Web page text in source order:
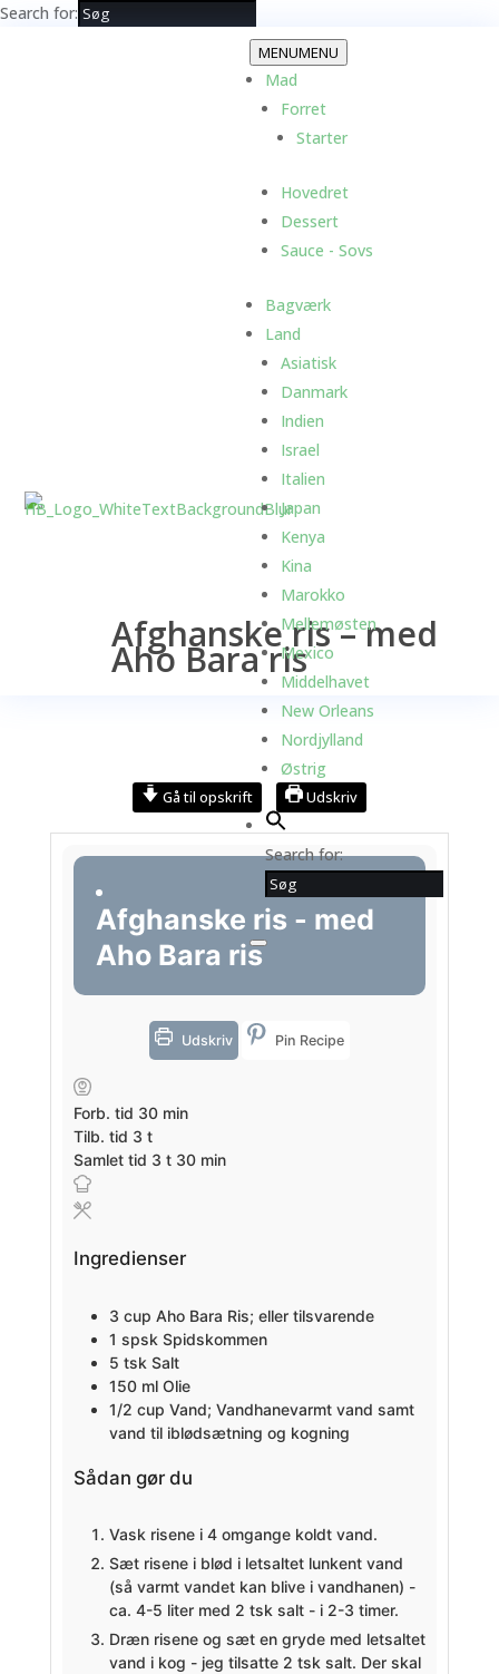
Search for:
MENUMENU
Mad
Forret
Starter
Hovedret
Dessert
Sauce - Sovs
Bagværk
Land
Asiatisk
Danmark
Indien
Israel
Italien
Japan
Kenya
Kina
Marokko
Mellemøsten
Mexico
Middelhavet
New Orleans
Nordjylland
Østrig
Search for:
Afghanske ris – med
Aho Bara ris
Gå til opskrift Udskriv
Afghanske ris - med
Aho Bara ris
Udskriv Pin Recipe
Forb. tid 30minutter
min
Tilb. tid 3timer
t
Samlet tid 3timer
t 30minutter
min
Ingredienser
3 cup Aho Bara Ris; eller tilsvarende
1 spsk Spidskommen
5 tsk Salt
150 ml Olie
1/2 cup Vand; Vandhanevarmt vand samt
vand til iblødsætning og kogning
Sådan gør du
Vask risene i 4 omgange koldt vand.
Sæt risene i blød i letsaltet lunkent vand
(så varmt vandet kan blive i vandhanen) -
ca. 4-5 liter med 2 tsk salt - i 2-3 timer.
Dræn risene og sæt en gryde med letsaltet
vand i kog - jeg tilsatte 2 tsk salt. Der skal